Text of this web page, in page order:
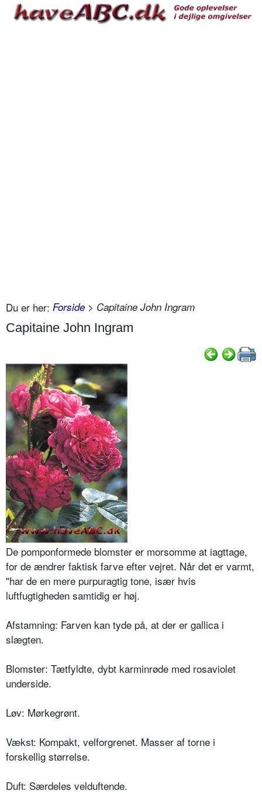
Du er her: Forside > Capitaine John Ingram
Capitaine John Ingram
De pomponformede blomster er mor­somme at iagttage,
for de ændrer fak­tisk farve efter vejret. Når det er varmt,
"har de en mere purpuragtig tone, især hvis
luftfugtigheden samtidig er høj.
Afstamning: Farven kan tyde på, at der er gallica i
slægten.
Blomster: Tætfyldte, dybt karminrøde med rosaviolet
underside.
Løv: Mørkegrønt.
Vækst: Kompakt, velforgrenet. Mas­ser af torne i
forskellig størrelse.
Duft: Særdeles velduftende.